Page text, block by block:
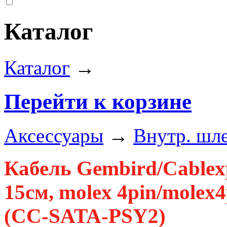
Каталог
Каталог →
Перейти к корзине
Аксессуары → Внутр.
Кабель Gembird/
15см, molex 4pin/
(CC-SATA-PSY2)